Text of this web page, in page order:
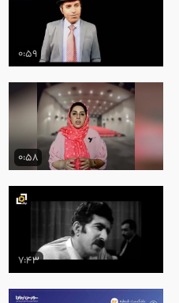
0:59
0:58
7:43